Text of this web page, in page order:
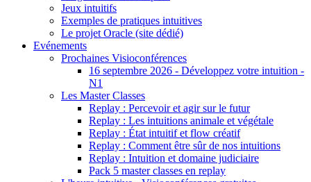
Jeux intuitifs
Exemples de pratiques intuitives
Le projet Oracle (site dédié)
Evénements
Prochaines Visioconférences
16 septembre 2026 - Développez votre intuition -
N1
Les Master Classes
Replay : Percevoir et agir sur le futur
Replay : Les intuitions animale et végétale
Replay : État intuitif et flow créatif
Replay : Comment être sûr de nos intuitions
Replay : Intuition et domaine judiciaire
Pack 5 master classes en replay